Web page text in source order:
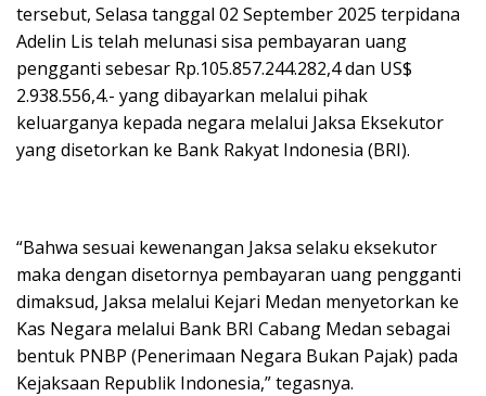
tersebut, Selasa tanggal 02 September 2025 terpidana
Adelin Lis telah melunasi sisa pembayaran uang
pengganti sebesar Rp.105.857.244.282,4 dan US$
2.938.556,4.- yang dibayarkan melalui pihak
keluarganya kepada negara melalui Jaksa Eksekutor
yang disetorkan ke Bank Rakyat Indonesia (BRI).
“Bahwa sesuai kewenangan Jaksa selaku eksekutor
maka dengan disetornya pembayaran uang pengganti
dimaksud, Jaksa melalui Kejari Medan menyetorkan ke
Kas Negara melalui Bank BRI Cabang Medan sebagai
bentuk PNBP (Penerimaan Negara Bukan Pajak) pada
Kejaksaan Republik Indonesia,” tegasnya.